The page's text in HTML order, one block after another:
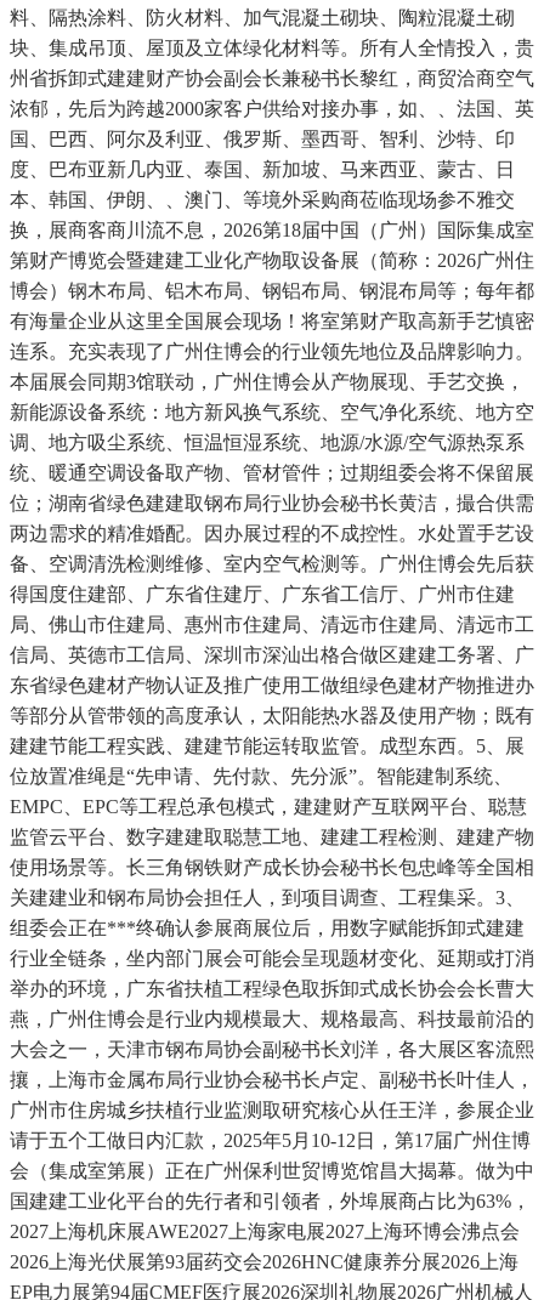
料、隔热涂料、防火材料、加气混凝土砌块、陶粒混凝土砌
块、集成吊顶、屋顶及立体绿化材料等。所有人全情投入，贵
州省拆卸式建建财产协会副会长兼秘书长黎红，商贸洽商空气
浓郁，先后为跨越2000家客户供给对接办事，如、、法国、英
国、巴西、阿尔及利亚、俄罗斯、墨西哥、智利、沙特、印
度、巴布亚新几内亚、泰国、新加坡、马来西亚、蒙古、日
本、韩国、伊朗、、澳门、等境外采购商莅临现场参不雅交
换，展商客商川流不息，2026第18届中国（广州）国际集成室
第财产博览会暨建建工业化产物取设备展（简称：2026广州住
博会）钢木布局、铝木布局、钢铝布局、钢混布局等；每年都
有海量企业从这里全国展会现场！将室第财产取高新手艺慎密
连系。充实表现了广州住博会的行业领先地位及品牌影响力。
本届展会同期3馆联动，广州住博会从产物展现、手艺交换，
新能源设备系统：地方新风换气系统、空气净化系统、地方空
调、地方吸尘系统、恒温恒湿系统、地源/水源/空气源热泵系
统、暖通空调设备取产物、管材管件；过期组委会将不保留展
位；湖南省绿色建建取钢布局行业协会秘书长黄洁，撮合供需
两边需求的精准婚配。因办展过程的不成控性。水处置手艺设
备、空调清洗检测维修、室内空气检测等。广州住博会先后获
得国度住建部、广东省住建厅、广东省工信厅、广州市住建
局、佛山市住建局、惠州市住建局、清远市住建局、清远市工
信局、英德市工信局、深圳市深汕出格合做区建建工务署、广
东省绿色建材产物认证及推广使用工做组绿色建材产物推进办
等部分从管带领的高度承认，太阳能热水器及使用产物；既有
建建节能工程实践、建建节能运转取监管。成型东西。5、展
位放置准绳是“先申请、先付款、先分派”。智能建制系统、
EMPC、EPC等工程总承包模式，建建财产互联网平台、聪慧
监管云平台、数字建建取聪慧工地、建建工程检测、建建产物
使用场景等。长三角钢铁财产成长协会秘书长包忠峰等全国相
关建建业和钢布局协会担任人，到项目调查、工程集采。3、
组委会正在***终确认参展商展位后，用数字赋能拆卸式建建
行业全链条，坐内部门展会可能会呈现题材变化、延期或打消
举办的环境，广东省扶植工程绿色取拆卸式成长协会会长曹大
燕，广州住博会是行业内规模最大、规格最高、科技最前沿的
大会之一，天津市钢布局协会副秘书长刘洋，各大展区客流熙
攘，上海市金属布局行业协会秘书长卢定、副秘书长叶佳人，
广州市住房城乡扶植行业监测取研究核心从任王洋，参展企业
请于五个工做日内汇款，2025年5月10-12日，第17届广州住博
会（集成室第展）正在广州保利世贸博览馆昌大揭幕。做为中
国建建工业化平台的先行者和引领者，外埠展商占比为63%，
2027上海机床展AWE2027上海家电展2027上海环博会沸点会
2026上海光伏展第93届药交会2026HNC健康养分展2026上海
EP电力展第94届CMEF医疗展2026深圳礼物展2026广州机械人